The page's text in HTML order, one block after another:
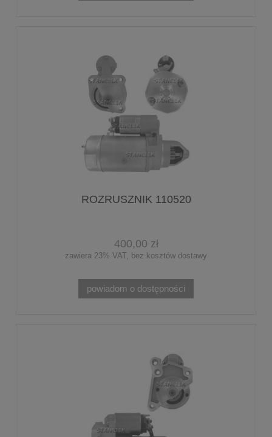
ROZRUSZNIK 110520
400,00 zł
zawiera 23% VAT, bez kosztów dostawy
powiadom o dostępności